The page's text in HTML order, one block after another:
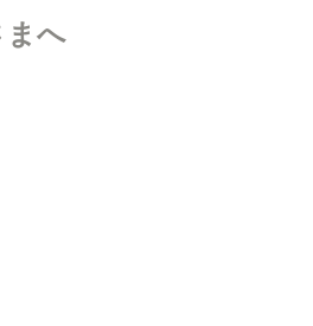
まへ